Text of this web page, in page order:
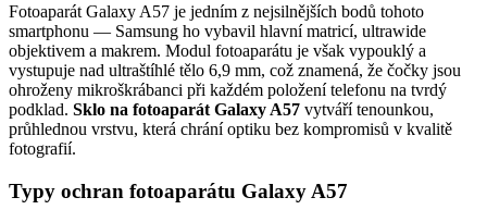
Fotoaparát Galaxy A57 je jedním z nejsilnějších bodů tohoto
smartphonu — Samsung ho vybavil hlavní matricí, ultrawide
objektivem a makrem. Modul fotoaparátu je však vypouklý a
vystupuje nad ultraštíhlé tělo 6,9 mm, což znamená, že čočky jsou
ohroženy mikroškrábanci při každém položení telefonu na tvrdý
podklad. Sklo na fotoaparát Galaxy A57 vytváří tenounkou,
průhlednou vrstvu, která chrání optiku bez kompromisů v kvalitě
fotografií.
Typy ochran fotoaparátu Galaxy A57